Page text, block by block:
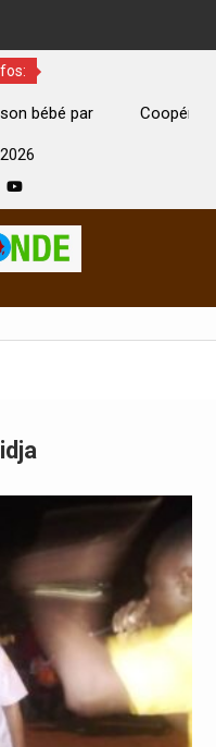
Le ministre Indien